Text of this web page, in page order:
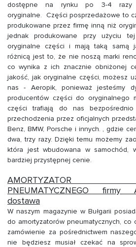
dostępne na rynku po 3-4 razy
oryginalne. Części posprzedażowe to
produkowane przez firmę inną niż
jednak produkowane przy użyciu
oryginalne części i mają taką samą
różnicą jest to, że nie noszą marki
co wynika z ich znacznie obniżonej
jakość, jak oryginalne części, możesz
nas - Aeropik, ponieważ jesteśmy
producentów części do oryginalnego
części trafiają do nas
przechodzenia przez oficjalnych
Benz, BMW, Porsche i innych. , gdzie
dwa, trzy razy. Dzięki temu możemy
która jest wbudowana w samochód,
bardziej przystępnej cenie.
AMORTYZATOR
PNEUMATYCZNEGO firmy
dostawa
W naszym magazynie w Bułgarii
do amortyzatorów pneumatycznych, co
zamówienie za pośrednictwem
nie będziesz musiał czekać na